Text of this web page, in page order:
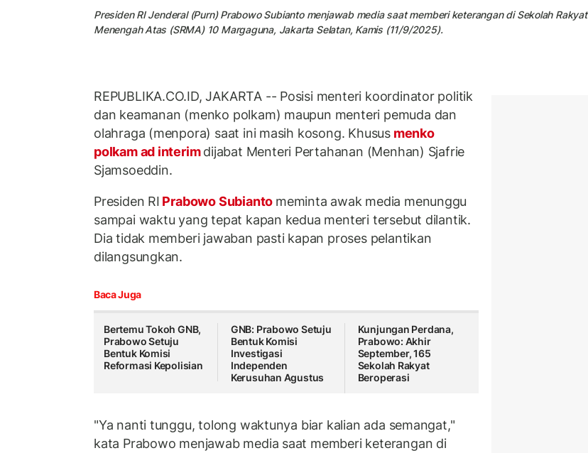
Presiden RI Jenderal (Purn) Prabowo Subianto menjawab media saat memberi keterangan di Sekolah Rakyat
Menengah Atas (SRMA) 10 Margaguna, Jakarta Selatan, Kamis (11/9/2025).
REPUBLIKA.CO.ID, JAKARTA -- Posisi menteri koordinator politik
dan keamanan (menko polkam) maupun menteri pemuda dan
olahraga (menpora) saat ini masih kosong. Khususmenko
polkam ad interimdijabat Menteri Pertahanan (Menhan) Sjafrie
Sjamsoeddin.
Presiden RI Prabowo Subianto meminta awak media menunggu
sampai waktu yang tepat kapan kedua menteri tersebut dilantik.
Dia tidak memberi jawaban pasti kapan proses pelantikan
dilangsungkan.
Baca Juga
Bertemu Tokoh GNB,
Prabowo Setuju
Bentuk Komisi
Reformasi Kepolisian
GNB: Prabowo Setuju
Bentuk Komisi
Investigasi
Independen
Kerusuhan Agustus
Kunjungan Perdana,
Prabowo: Akhir
September, 165
Sekolah Rakyat
Beroperasi
"Ya nanti tunggu, tolong waktunya biar kalian ada semangat,"
kata Prabowo menjawab media saat memberi keterangan di